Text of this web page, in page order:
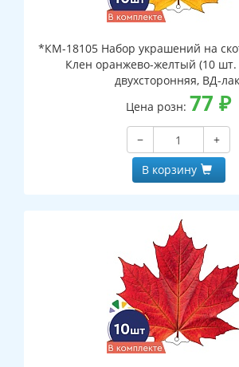
*КМ-18105 Набор украшений на
Клен оранжево-желтый (10 шт.
двухсторонняя, ВД-
Цена розн: 77 ₽
−
+
В корзину